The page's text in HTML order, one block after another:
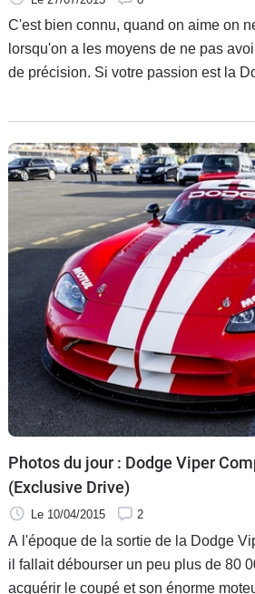
C'est bien connu, quand on aime on
lorsqu'on a les moyens de ne pas
de précision. Si votre passion est la
dans le même garage, n'est-ce pas
Photos du jour : Dodge Viper
(Exclusive Drive)
Le 10/04/2015 2
A l'époque de la sortie de la Dodge
il fallait débourser un peu plus de 80
acquérir le coupé et son énorme